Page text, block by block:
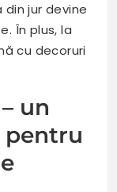
jur devine
În plus, la
cu decoruri
un
pentru